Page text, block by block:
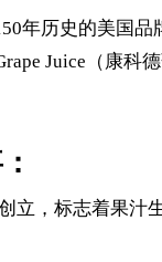
年历史的美国
Juice（康
立，标志着果